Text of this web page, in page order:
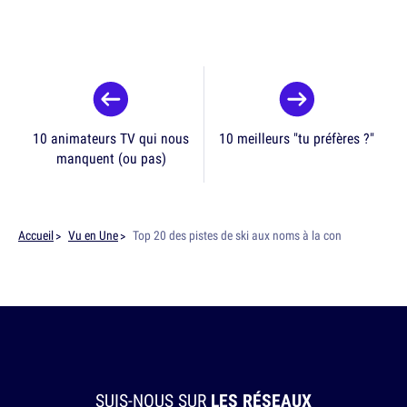
10 animateurs TV qui nous
manquent (ou pas)
10 meilleurs "tu préfères ?"
Accueil Vu en Une Top 20 des pistes de ski aux noms à la con
SUIS-NOUS SUR LES RÉSEAUX